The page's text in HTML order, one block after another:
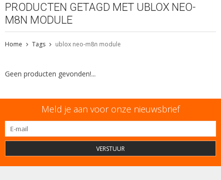
PRODUCTEN GETAGD MET UBLOX NEO-
M8N MODULE
Home Tags ublox neo-m8n module
Geen producten gevonden!...
Meld je aan voor onze nieuwsbrief
VERSTUUR